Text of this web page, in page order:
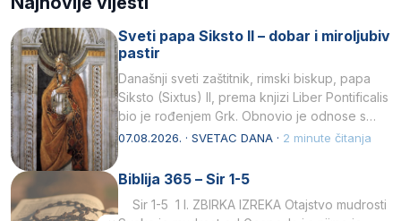
Sveti papa Siksto II – dobar i miroljubiv
pastir
Današnji sveti zaštitnik, rimski biskup, papa
Siksto (Sixtus) II, prema knjizi Liber Pontificalis
bio je rođenjem Grk. Obnovio je odnose s
afričkim…
07.08.2026. · SVETAC DANA · 2 minute čitanja
Biblija 365 – Sir 1-5
Sir 1-5 1 I. ZBIRKA IZREKA Otajstvo mudrosti